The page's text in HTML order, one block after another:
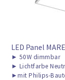
LED Panel
► 50W dimmbar
► Lichtfarbe
►mit Philips-